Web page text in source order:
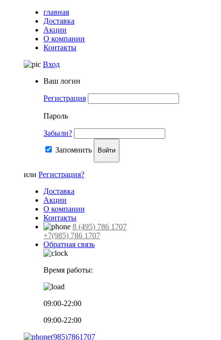
главная
Доставка
Акции
О компании
Контакты
Вход
Ваш логин
Регистрация
Пароль
Забыли?
Запомнить Войти
или Регистрация?
Доставка
Акции
О компании
Контакты
8 (495) 786 1707
+7(985) 786 1707
Обратная связь
Время работы:
09:00-22:00
09:00-22:00
(985)7861707